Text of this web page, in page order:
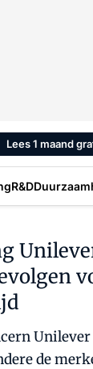
Lees 1 maand
R&D
de